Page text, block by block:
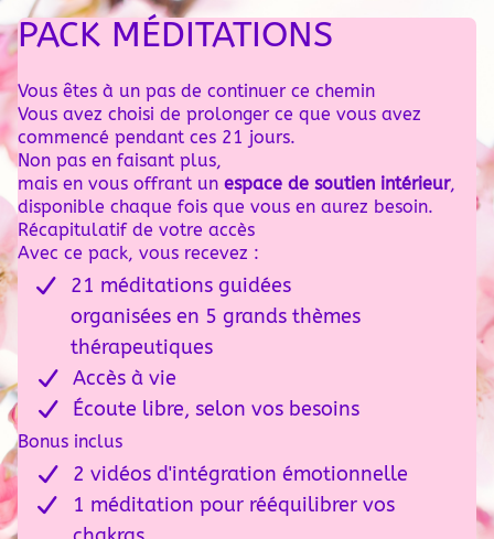
PACK MÉDITATIONS
Vous êtes à un pas de continuer ce chemin
Vous avez choisi de prolonger ce que vous avez
commencé pendant ces 21 jours.
Non pas en faisant plus,
mais en vous offrant un espace de soutien intérieur,
disponible chaque fois que vous en aurez besoin.
Récapitulatif de votre accès
Avec ce pack, vous recevez :
21 méditations guidées
organisées en 5 grands thèmes
thérapeutiques
Accès à vie
Écoute libre, selon vos besoins
Bonus inclus
2 vidéos d'intégration émotionnelle
1 méditation pour rééquilibrer vos